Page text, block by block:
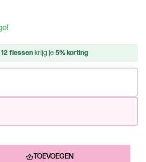
12 flessenkrijg je 5% korting
TOEVOEGEN